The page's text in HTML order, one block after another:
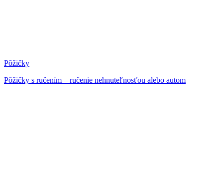
Pôžičky
Pôžičky s ručením – ručenie nehnuteľnosťou alebo autom